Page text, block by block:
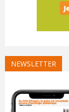
NEWSLETTER